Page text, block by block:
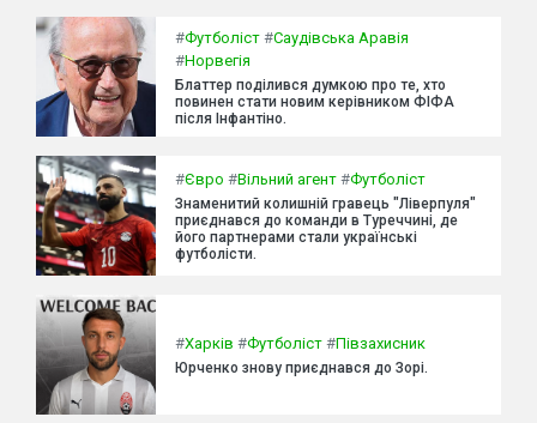
#Футболіст #Саудівська Аравія
#Норвегія
Блаттер поділився думкою про те, хто
повинен стати новим керівником ФІФА
після Інфантіно.
#Євро #Вільний агент #Футболіст
Знаменитий колишній гравець "Ліверпуля"
приєднався до команди в Туреччині, де
його партнерами стали українські
футболісти.
#Харків #Футболіст #Півзахисник
Юрченко знову приєднався до Зорі.